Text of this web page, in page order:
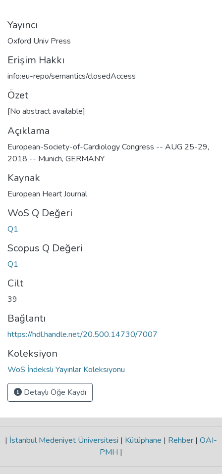
Yayıncı
Oxford Univ Press
Erişim Hakkı
info:eu-repo/semantics/closedAccess
Özet
[No abstract available]
Açıklama
European-Society-of-Cardiology Congress -- AUG 25-29,
2018 -- Munich, GERMANY
Kaynak
European Heart Journal
WoS Q Değeri
Q1
Scopus Q Değeri
Q1
Cilt
39
Bağlantı
https://hdl.handle.net/20.500.14730/7007
Koleksiyon
WoS İndeksli Yayınlar Koleksiyonu
Detaylı Öğe Kaydı
| İstanbul Medeniyet Üniversitesi | Kütüphane | Rehber | OAI-
PMH |